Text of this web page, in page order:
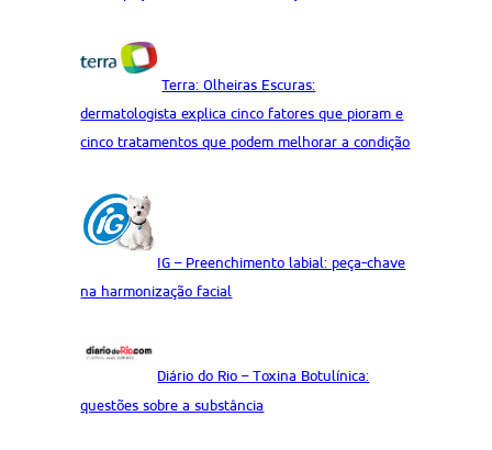
Terra: Olheiras Escuras:
dermatologista explica cinco fatores que pioram e
cinco tratamentos que podem melhorar a condição
IG – Preenchimento labial: peça-chave
na harmonização facial
Diário do Rio – Toxina Botulínica:
questões sobre a substância